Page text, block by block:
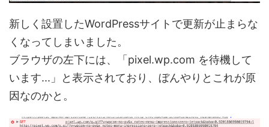
新しく設置したWordPressサイトで更新が止まらな
くなってしまいました。
ブラウザの左下には、「pixel.wp.com を待機して
います...」と表示されており、ぼんやりとこれが原
因なのかと。